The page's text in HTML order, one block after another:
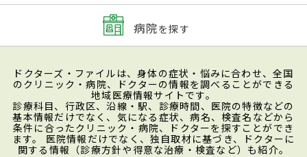
病院を探す
ドクターズ・ファイルは、身体の症状・悩みに合わせ、全国
のクリニック・病院、ドクターの情報を調べることができる
地域医療情報サイトです。
診療科目、行政区、沿線・駅、診療時間、医院の特徴などの
基本情報だけでなく、気になる症状、病名、検査名などから
条件に合ったクリニック・病院、ドクターを探すことができ
ます。 医院情報だけでなく、独自取材に基づき、ドクターに
関する情報（診療方針や得意な治療・検査など）も紹介。